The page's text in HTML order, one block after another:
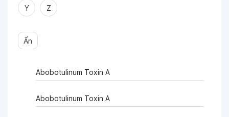
Y Z
Ẩn
Abobotulinum Toxin A
Abobotulinum Toxin A